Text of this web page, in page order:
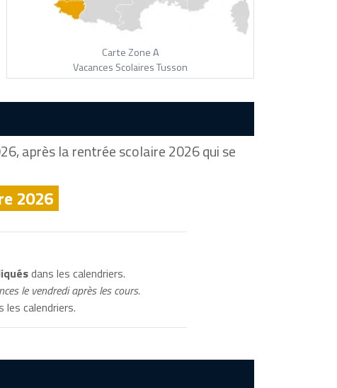
Carte Zone A
Vacances Scolaires Tusson
après la rentrée scolaire 2026 qui se
2026
dans les calendriers.
le vendredi après les cours.
les calendriers.